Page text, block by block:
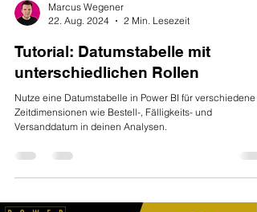
Marcus Wegener
22. Aug. 2024
2 Min. Lesezeit
Tutorial: Datumstabelle mit
unterschiedlichen Rollen
Nutze eine Datumstabelle in Power BI für verschiedene
Zeitdimensionen wie Bestell-, Fälligkeits- und
Versanddatum in deinen Analysen.